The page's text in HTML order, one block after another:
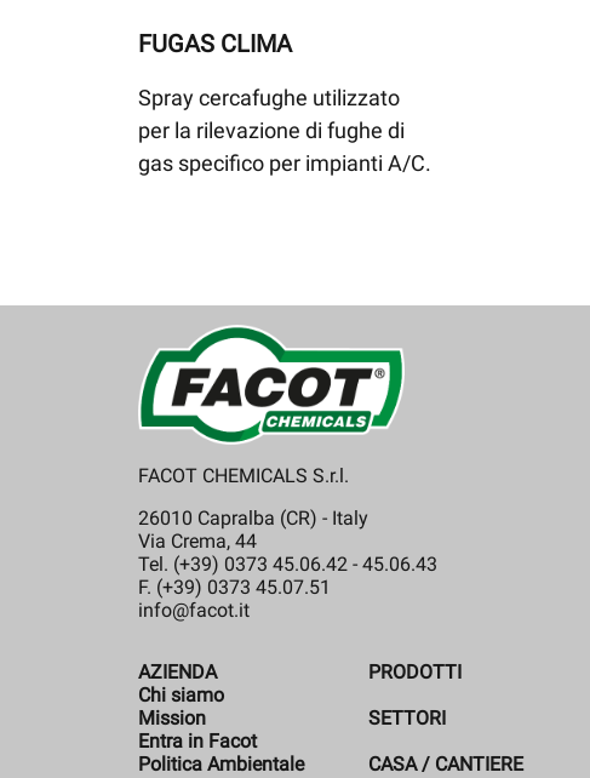
FUGAS CLIMA
Spray cercafughe utilizzato
per la rilevazione di fughe di
gas specifico per impianti A/C.
FACOT CHEMICALS S.r.l.
26010 Capralba (CR) - Italy
Via Crema, 44
Tel. (+39) 0373 45.06.42 - 45.06.43
F. (+39) 0373 45.07.51
info@facot.it
AZIENDA
Chi siamo
Mission
Entra in Facot
Politica Ambientale
PRODOTTI
SETTORI
CASA / CANTIERE